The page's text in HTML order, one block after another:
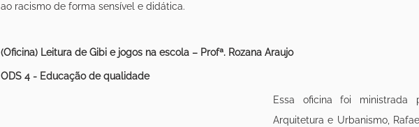
ao racismo de forma sensível e didática.
(Oficina) Leitura de Gibi e jogos na escola – Profª. Rozana Araujo
ODS 4 - Educação de qualidade
Essa oficina foi ministrada
Arquitetura e Urbanismo,